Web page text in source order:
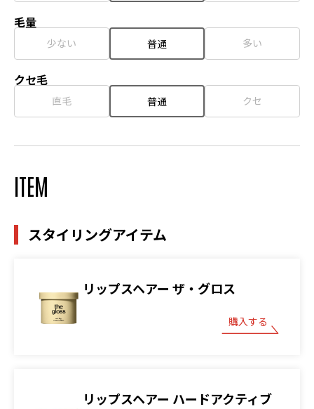
毛量
少ない 普通 多い
クセ毛
直毛 普通 クセ
ITEM
スタイリングアイテム
リップスヘアー ザ・グロス
購入する
リップスヘアー ハードアクティブ